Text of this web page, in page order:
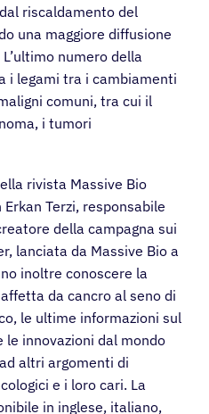
riscaldamento del
una maggiore diffusione
numero della
i legami tra i cambiamenti
comuni, tra cui il
i tumori
rivista Massive Bio
Terzi, responsabile
della campagna sui
lanciata da Massive Bio a
inoltre conoscere la
da cancro al seno di
le ultime informazioni sul
le innovazioni dal mondo
altri argomenti di
e i loro cari. La
in inglese, italiano,